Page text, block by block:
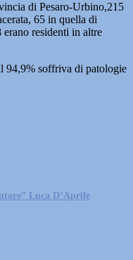
di Pesaro-Urbino,215
65 in quella di
residenti in altre
94,9% soffriva di patologie
Luca D’Aprile